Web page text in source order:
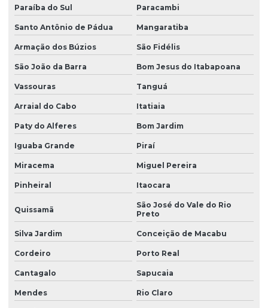
Paraíba do Sul Paracambi
Santo Antônio de Pádua Mangaratiba
Armação dos Búzios São Fidélis
São João da Barra Bom Jesus do Itabapoana
Vassouras Tanguá
Arraial do Cabo Itatiaia
Paty do Alferes Bom Jardim
Iguaba Grande Piraí
Miracema Miguel Pereira
Pinheiral Itaocara
Quissamã
São José do Vale do Rio
Preto
Silva Jardim Conceição de Macabu
Cordeiro Porto Real
Cantagalo Sapucaia
Mendes Rio Claro